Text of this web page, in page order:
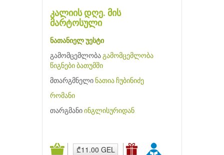
კალიის დღე. მის
მარტოსული
ნათანიელ უესტი
გამომცემლობა გამომცემლობა
წიგნები ბათუმში
მთარგმნელი ნათია ჩუბინიძე
რომანი
თარგმანი ინგლისურიდან
₾11.00 GEL